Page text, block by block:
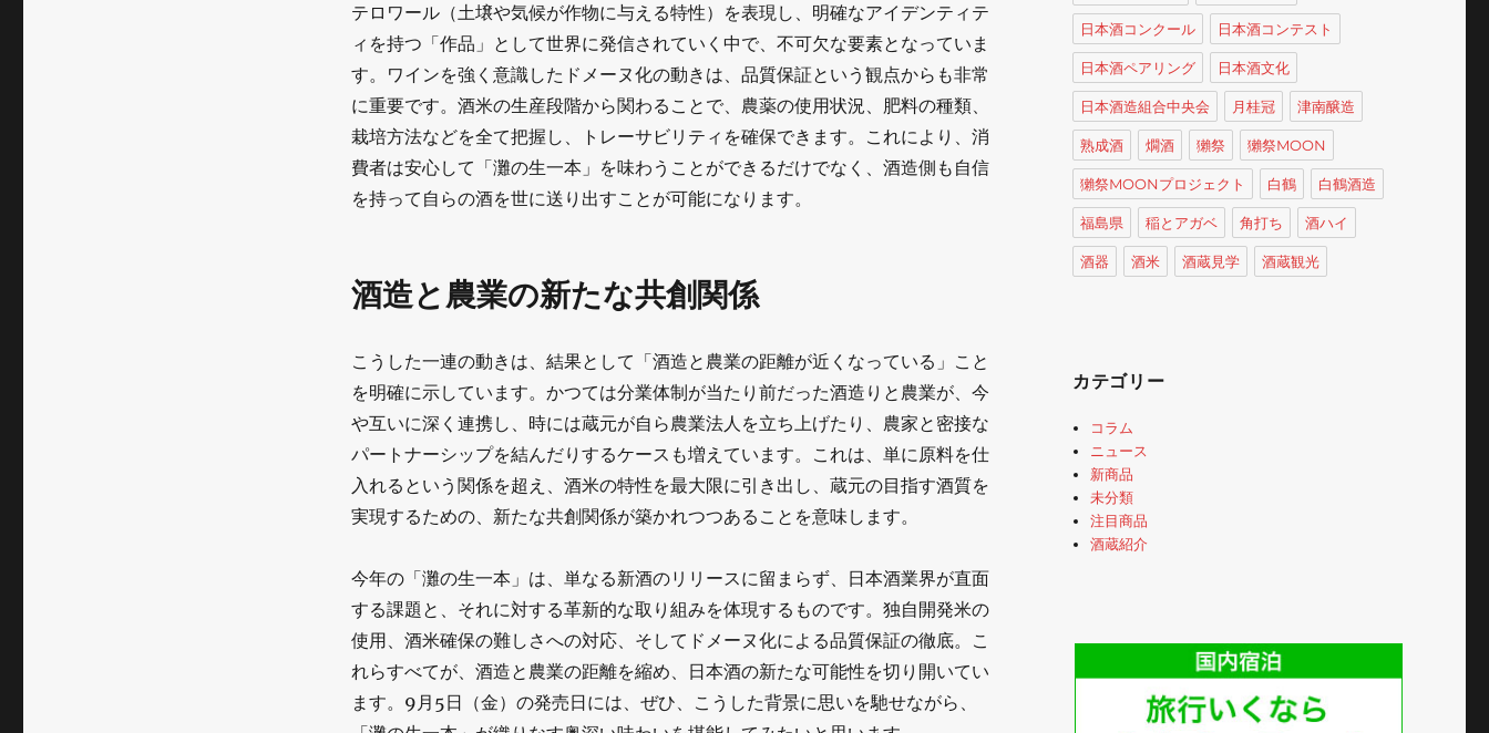
テロワール（土壌や気候が作物に与える特性）を表現し、明確なアイデンティテ
ィを持つ「作品」として世界に発信されていく中で、不可欠な要素となっていま
す。ワインを強く意識したドメーヌ化の動きは、品質保証という観点からも非常
に重要です。酒米の生産段階から関わることで、農薬の使用状況、肥料の種類、
栽培方法などを全て把握し、トレーサビリティを確保できます。これにより、消
費者は安心して「灘の生一本」を味わうことができるだけでなく、酒造側も自信
を持って自らの酒を世に送り出すことが可能になります。
酒造と農業の新たな共創関係
こうした一連の動きは、結果として「酒造と農業の距離が近くなっている」こと
を明確に示しています。かつては分業体制が当たり前だった酒造りと農業が、今
や互いに深く連携し、時には蔵元が自ら農業法人を立ち上げたり、農家と密接な
パートナーシップを結んだりするケースも増えています。これは、単に原料を仕
入れるという関係を超え、酒米の特性を最大限に引き出し、蔵元の目指す酒質を
実現するための、新たな共創関係が築かれつつあることを意味します。
今年の「灘の生一本」は、単なる新酒のリリースに留まらず、日本酒業界が直面
する課題と、それに対する革新的な取り組みを体現するものです。独自開発米の
使用、酒米確保の難しさへの対応、そしてドメーヌ化による品質保証の徹底。こ
れらすべてが、酒造と農業の距離を縮め、日本酒の新たな可能性を切り開いてい
ます。9月5日（金）の発売日には、ぜひ、こうした背景に思いを馳せながら、
日本酒コンクール 日本酒コンテスト
日本酒ペアリング 日本酒文化
日本酒造組合中央会 月桂冠 津南醸造
熟成酒 燗酒 獺祭 獺祭MOON
獺祭MOONプロジェクト 白鶴 白鶴酒造
福島県 稲とアガベ 角打ち 酒ハイ
酒器 酒米 酒蔵見学 酒蔵観光
カテゴリー
コラム
ニュース
新商品
未分類
注目商品
酒蔵紹介